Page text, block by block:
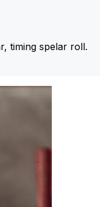
timing spelar roll.